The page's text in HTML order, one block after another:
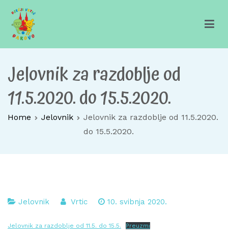
content
Dječji vrtić Đakovo
Za sretno djetinjstvo
Jelovnik za razdoblje od
11.5.2020. do 15.5.2020.
Home Jelovnik
Jelovnik za razdoblje od 11.5.2020.
do 15.5.2020.
Jelovnik Vrtic 10. svibnja 2020.
Jelovnik za razdoblje od 11.5. do 15.5. Preuzmi